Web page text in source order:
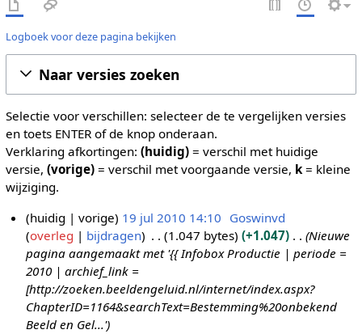
Logboek voor deze pagina bekijken
Naar versies zoeken
Selectie voor verschillen: selecteer de te vergelijken versies
en toets ENTER of de knop onderaan.
Verklaring afkortingen: (huidig)= verschil met huidige
versie, (vorige)= verschil met voorgaande versie, k= kleine
wijziging.
huidig vorige 19 jul 2010 14:10 Goswinvd
overleg
bijdragen 1.047 bytes +1.047
Nieuwe
pagina aangemaakt met '{{ Infobox Productie | periode =
2010 | archief_link =
[http://zoeken.beeldengeluid.nl/internet/index.aspx?
ChapterID=1164&searchText=Bestemming%20onbekend
Beeld en Gel...'